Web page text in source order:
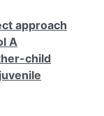
approach
A
child